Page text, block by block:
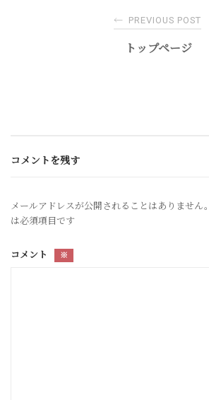
← PREVIOUS POST
トップページ
コメントを残す
メールアドレスが公開されることはありません。
は必須項目です
コメント ※